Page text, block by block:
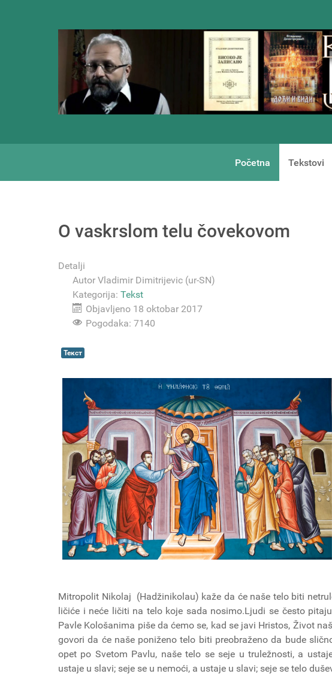
Početna Tekstovi
O vaskrslom telu čovekovom
Detalji
Autor Vladimir Dimitrijevic (ur-SN)
Kategorija: Tekst
Objavljeno 18 oktobar 2017
Pogodaka: 7140
Текст
Mitropolit Nikolaj (Hadžinikolau) kaže da će naše telo biti
ličiće i neće ličiti na telo koje sada nosimo.Ljudi se često
Pavle Kološanima piše da ćemo se, kad se javi Hristos, Život
govori da će naše poniženo telo biti preobraženo da bude
opet po Svetom Pavlu, naše telo se seje u truležnosti, a
ustaje u slavi; seje se u nemoći, a ustaje u slavi; seje se telo